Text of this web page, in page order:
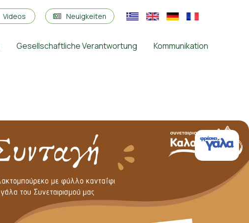
Videos Neuigkeiten
Gesellschaftliche Verantwortung Kommunikation